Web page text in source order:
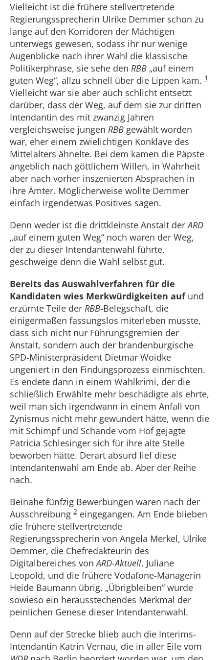
Vielleicht ist die frühere stellvertretende
Regierungssprecherin Ulrike Demmer schon zu
lange auf den Korridoren der Mächtigen
unterwegs gewesen, sodass ihr nur wenige
Augenblicke nach ihrer Wahl die klassische
Politikerphrase, sie sehe den RBB „auf einem
guten Weg“, allzu schnell über die Lippen kam. 1
Vielleicht war sie aber auch schlicht entsetzt
darüber, dass der Weg, auf dem sie zur dritten
Intendantin des mit zwanzig Jahren
vergleichsweise jungen RBB gewählt worden
war, eher einem zwielichtigen Konklave des
Mittelalters ähnelte. Bei dem kamen die Päpste
angeblich nach göttlichem Willen, in Wahrheit
aber nach vorher inszenierten Absprachen in
ihre Ämter. Möglicherweise wollte Demmer
einfach irgendetwas Positives sagen.
Denn weder ist die drittkleinste Anstalt derARD
„auf einem guten Weg“ noch waren der Weg,
der zu dieser Intendantenwahl führte,
geschweige denn die Wahl selbst gut.
Bereits das Auswahlverfahren für die
Kandidaten wies Merkwürdigkeiten aufund
erzürnte Teile der RBB-Belegschaft, die
einigermaßen fassungslos miterleben musste,
dass sich nicht nur Führungsgremien der
Anstalt, sondern auch der brandenburgische
SPD-Ministerpräsident Dietmar Woidke
ungeniert in den Findungsprozess einmischten.
Es endete dann in einem Wahlkrimi, der die
schließlich Erwählte mehr beschädigte als ehrte,
weil man sich irgendwann in einem Anfall von
Zynismus nicht mehr gewundert hätte, wenn die
mit Schimpf und Schande vom Hof gejagte
Patricia Schlesinger sich für ihre alte Stelle
beworben hätte. Derart absurd lief diese
Intendantenwahl am Ende ab. Aber der Reihe
nach.
Beinahe fünfzig Bewerbungen waren nach der
Ausschreibung 2 eingegangen. Am Ende blieben
die frühere stellvertretende
Regierungssprecherin von Angela Merkel, Ulrike
Demmer, die Chefredakteurin des
Digitalbereiches vonARD-Aktuell, Juliane
Leopold, und die frühere Vodafone-Managerin
Heide Baumann übrig. „Übrigbleiben“ wurde
sowieso ein herausstechendes Merkmal der
peinlichen Genese dieser Intendantenwahl.
Denn auf der Strecke blieb auch die Interims-
Intendantin Katrin Vernau, die in aller Eile vom